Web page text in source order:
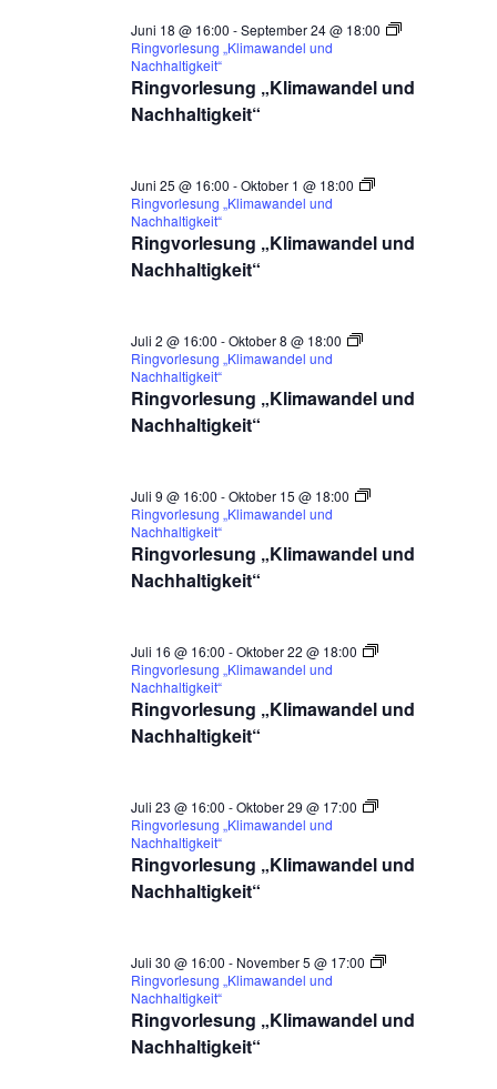
Ringvorlesung „Klimawandel und
Nachhaltigkeit“
Juni 18 @ 16:00 -September 24 @ 18:00
Ringvorlesung „Klimawandel und
Nachhaltigkeit“
Ringvorlesung „Klimawandel und
Nachhaltigkeit“
Juni 25 @ 16:00 -Oktober 1 @ 18:00
Ringvorlesung „Klimawandel und
Nachhaltigkeit“
Ringvorlesung „Klimawandel und
Nachhaltigkeit“
Juli 2 @ 16:00 -Oktober 8 @ 18:00
Ringvorlesung „Klimawandel und
Nachhaltigkeit“
Ringvorlesung „Klimawandel und
Nachhaltigkeit“
Juli 9 @ 16:00 -Oktober 15 @ 18:00
Ringvorlesung „Klimawandel und
Nachhaltigkeit“
Ringvorlesung „Klimawandel und
Nachhaltigkeit“
Juli 16 @ 16:00 -Oktober 22 @ 18:00
Ringvorlesung „Klimawandel und
Nachhaltigkeit“
Ringvorlesung „Klimawandel und
Nachhaltigkeit“
Juli 23 @ 16:00 -Oktober 29 @ 17:00
Ringvorlesung „Klimawandel und
Nachhaltigkeit“
Ringvorlesung „Klimawandel und
Nachhaltigkeit“
Juli 30 @ 16:00 - November 5 @ 17:00
Ringvorlesung „Klimawandel und
Nachhaltigkeit“